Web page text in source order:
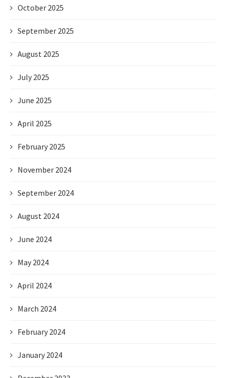
October 2025
September 2025
August 2025
July 2025
June 2025
April 2025
February 2025
November 2024
September 2024
August 2024
June 2024
May 2024
April 2024
March 2024
February 2024
January 2024